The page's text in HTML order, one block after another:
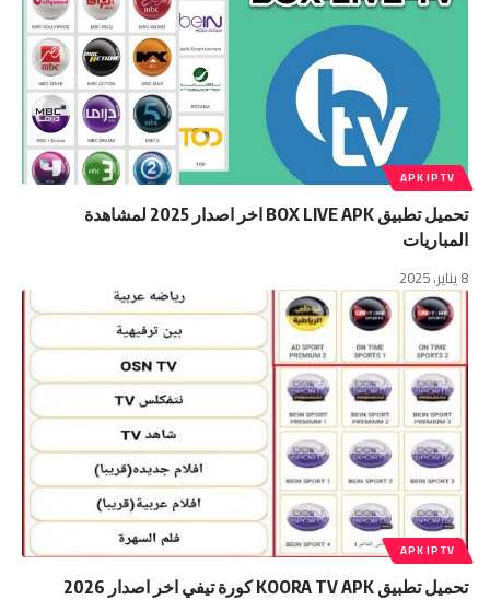
APK IPTV
تحميل تطبيق BOX LIVE APK اخر اصدار 2025 لمشاهدة
المباريات
8 يناير، 2025
APK IPTV
تحميل تطبيق KOORA TV APK كورة تيفي اخر اصدار 2026